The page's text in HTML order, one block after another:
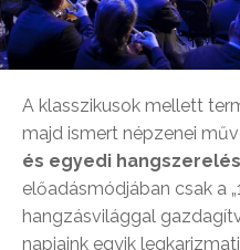
A klasszikusok mellett
majd ismert népzenei
és egyedi
előadásmódjában csak a
hangzásvilággal
napjaink egyik